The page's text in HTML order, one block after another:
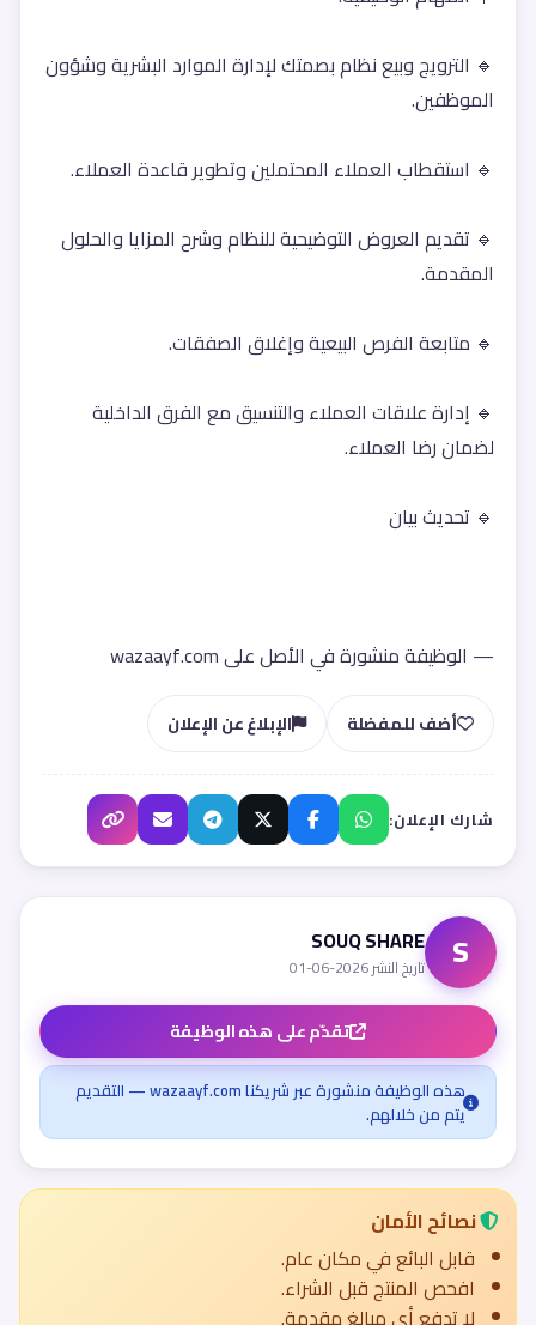
الموظفين.
🔹 استقطاب العملاء المحتملين وتطوير قاعدة العملاء.
المقدمة.
🔹 متابعة الفرص البيعية وإغلاق الصفقات.
لضمان رضا العملاء.
🔹 تحديث بيان
— الوظيفة منشورة في الأصل على wazaayf.com
أضف للمفضلة الإبلاغ عن الإعلان
شارك الإعلان:
S
SOUQ SHARE
تاريخ النشر 2026-06-01
تقدّم على هذه الوظيفة
هذه الوظيفة منشورة عبر شريكنا wazaayf.com — التقديم
يتم من خلالهم.
نصائح الأمان
قابل البائع في مكان عام.
افحص المنتج قبل الشراء.
لا تدفع أي مبالغ مقدمة.